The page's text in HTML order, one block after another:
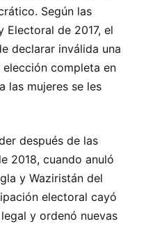
Según las
Electoral de 2017, el
declarar inválida una
completa en
las mujeres se les
después de las
2018, cuando anuló
y Waziristán del
electoral cayó
y ordenó nuevas